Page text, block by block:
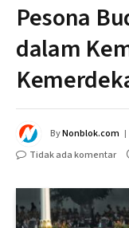
Pesona
dalam
ByNonblok.com
Tidak ada komentar